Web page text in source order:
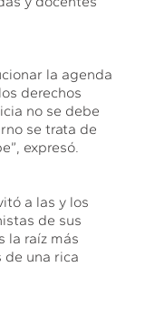
la agenda
derechos
no se debe
se trata de
expresó.
a las y los
de sus
la raíz más
de una rica